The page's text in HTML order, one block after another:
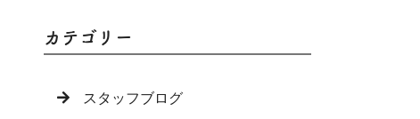
カテゴリー
スタッフブログ